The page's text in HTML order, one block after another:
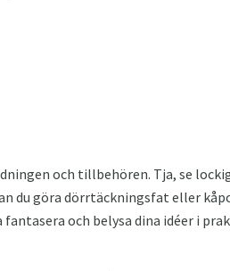
och tillbehören. Tja, se
du göra dörrtäckningsfat eller
och belysa dina idéer i